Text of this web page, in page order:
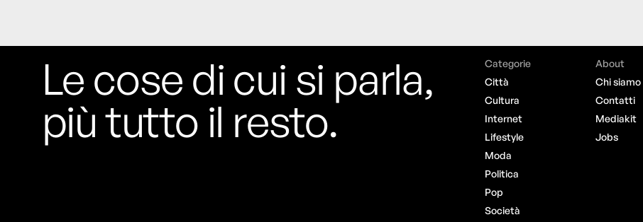
Le cose di cui si parla,
più tutto il resto.
Categorie
Città
Cultura
Internet
Lifestyle
Moda
Politica
Pop
Società
About
Chi siamo
Contatti
Mediakit
Jobs